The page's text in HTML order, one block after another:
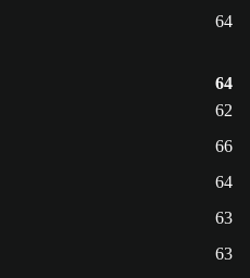
64
64
62
66
64
63
63